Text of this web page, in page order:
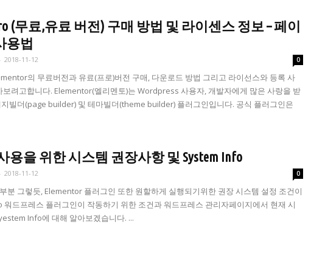
(무료,유료 버전) 구매 방법 및 라이센스 정보 – 페이
용법
- 2018-11-12 0
의 무료버전과 유료(프로)버전 구매, 다운로드 방법 그리고 라이선스와 등록 사
보려고합니다. Elementor(엘리멘토)는 Wordpress 사용자, 개발자에게 많은 사랑을 받
빌더(page builder) 및 테마빌더(theme builder) 플러그인입니다. 공식 플러그인은
용을 위한 시스템 권장사항 및 System Info
- 2018-11-12 0
분 그렇듯, Elementor 플러그인 또한 원할하게 실행되기위한 권장 시스템 설정 조건이
드프레스 플러그인이 작동하기 위한 조건과 워드프레스 관리자페이지에서 현재 시
Info에 대해 알아보겠습니다. ...